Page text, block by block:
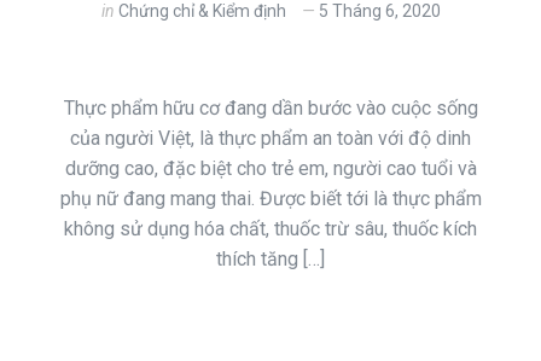
in Chứng chỉ & Kiểm định 5 Tháng 6, 2020
Thực phẩm hữu cơ đang dần bước vào cuộc sống
của người Việt, là thực phẩm an toàn với độ dinh
dưỡng cao, đặc biệt cho trẻ em, người cao tuổi và
phụ nữ đang mang thai. Được biết tới là thực phẩm
không sử dụng hóa chất, thuốc trừ sâu, thuốc kích
thích tăng […]